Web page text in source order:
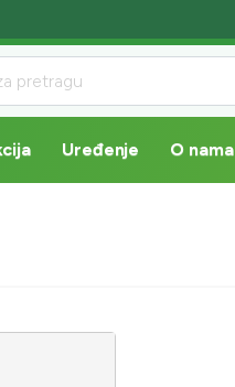
Uređenje O nama